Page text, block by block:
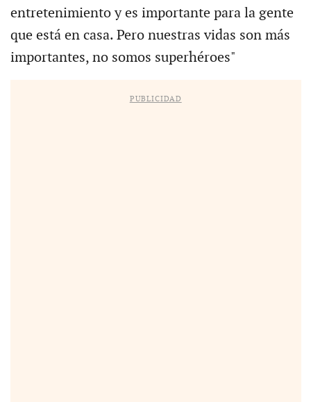
entretenimiento y es importante para la gente
que está en casa. Pero nuestras vidas son más
importantes, no somos superhéroes"
PUBLICIDAD